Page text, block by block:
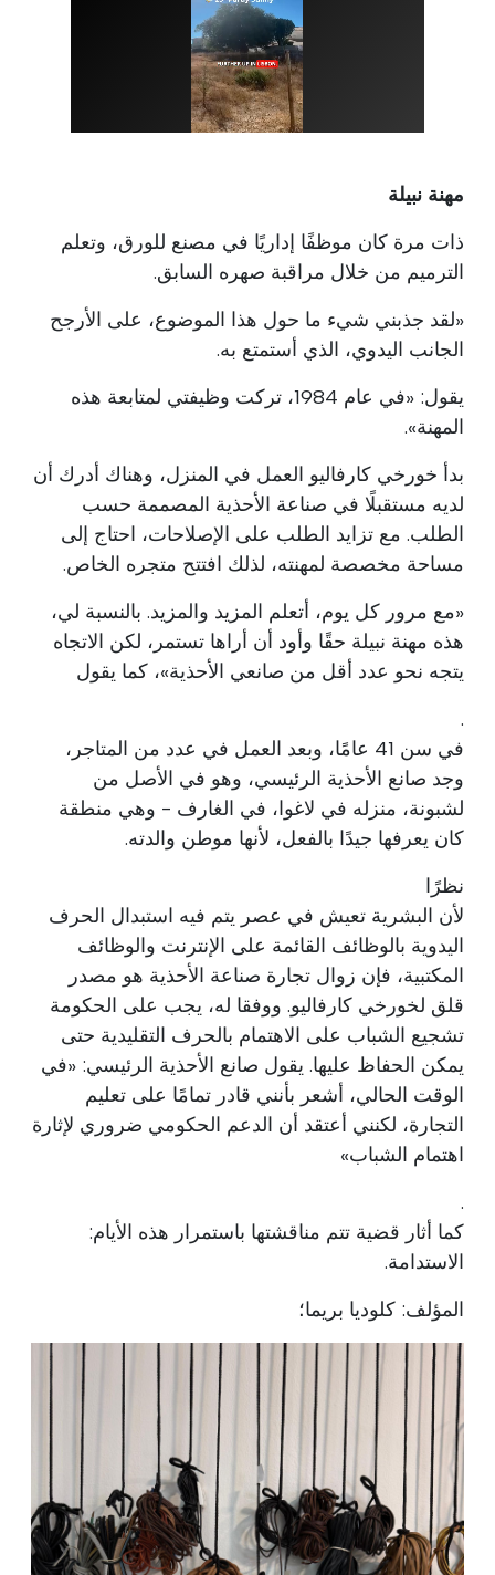
مهنة نبيلة
ذات مرة كان موظفًا إداريًا في مصنع للورق، وتعلم
الترميم من خلال مراقبة صهره السابق.
«لقد جذبني شيء ما حول هذا الموضوع، على الأرجح
الجانب اليدوي، الذي أستمتع به.
يقول: «في عام 1984، تركت وظيفتي لمتابعة هذه
المهنة».
بدأ خورخي كارفاليو العمل في المنزل، وهناك أدرك أن
لديه مستقبلًا في صناعة الأحذية المصممة حسب
الطلب. مع تزايد الطلب على الإصلاحات، احتاج إلى
مساحة مخصصة لمهنته، لذلك افتتح متجره الخاص.
«مع مرور كل يوم، أتعلم المزيد والمزيد. بالنسبة لي،
هذه مهنة نبيلة حقًا وأود أن أراها تستمر، لكن الاتجاه
يتجه نحو عدد أقل من صانعي الأحذية»، كما يقول
.
في سن 41 عامًا، وبعد العمل في عدد من المتاجر،
وجد صانع الأحذية الرئيسي، وهو في الأصل من
لشبونة، منزله في لاغوا، في الغارف - وهي منطقة
كان يعرفها جيدًا بالفعل، لأنها موطن والدته.
نظرًا
لأن البشرية تعيش في عصر يتم فيه استبدال الحرف
اليدوية بالوظائف القائمة على الإنترنت والوظائف
المكتبية، فإن زوال تجارة صناعة الأحذية هو مصدر
قلق لخورخي كارفاليو. ووفقا له، يجب على الحكومة
تشجيع الشباب على الاهتمام بالحرف التقليدية حتى
يمكن الحفاظ عليها. يقول صانع الأحذية الرئيسي: «في
الوقت الحالي، أشعر بأنني قادر تمامًا على تعليم
التجارة، لكنني أعتقد أن الدعم الحكومي ضروري لإثارة
اهتمام الشباب»
.
كما أثار قضية تتم مناقشتها باستمرار هذه الأيام:
الاستدامة.
المؤلف: كلوديا بريما؛